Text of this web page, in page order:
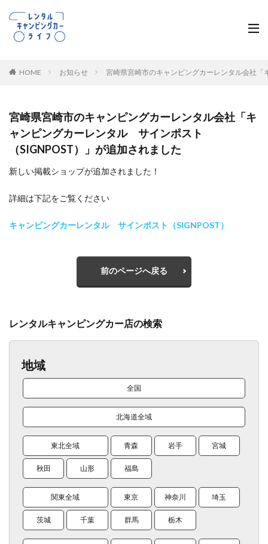
HOME お知らせ 宮崎県宮崎市のキャンピングカーレンタル会社
宮崎県宮崎市のキャンピングカーレンタル会社「キ
ャンピングカーレンタル サインポスト
（SIGNPOST）」が追加されました
新しい掲載ショップが追加されました！
詳細は下記をご覧ください
キャンピングカーレンタル サインポスト（SIGNPOST）
前のページへ戻る
レンタルキャンピングカー店の検索
地域
全国
北海道全域
東北全域 青森 岩手 宮城
秋田 山形 福島
関東全域 東京 神奈川 埼玉
茨城 千葉 群馬 栃木